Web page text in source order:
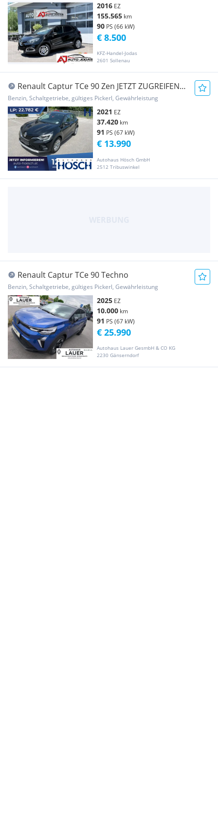
2016 EZ
155.565 km
90 PS (66 kW)
KFZ-Handel-Jodas
2601 Sollenau
€ 8.500
Renault Captur TCe 90 Zen JETZT ZUGREIFEN
GELEGENHEIT ++
Benzin, Schaltgetriebe, gültiges Pickerl, Gewährleistung
2021 EZ
37.420 km
91 PS (67 kW)
Autohaus Hösch GmbH
2512 Tribuswinkel
€ 13.990
Renault Captur TCe 90 Techno
Benzin, Schaltgetriebe, gültiges Pickerl, Gewährleistung
2025 EZ
10.000 km
91 PS (67 kW)
Autohaus Lauer GesmbH & CO KG
2230 Gänserndorf
€ 25.990